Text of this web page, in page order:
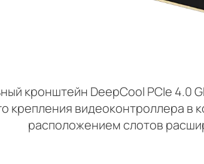
кронштейн DeepCool PCIe 4.0
крепления видеоконтроллера в
расположением слотов